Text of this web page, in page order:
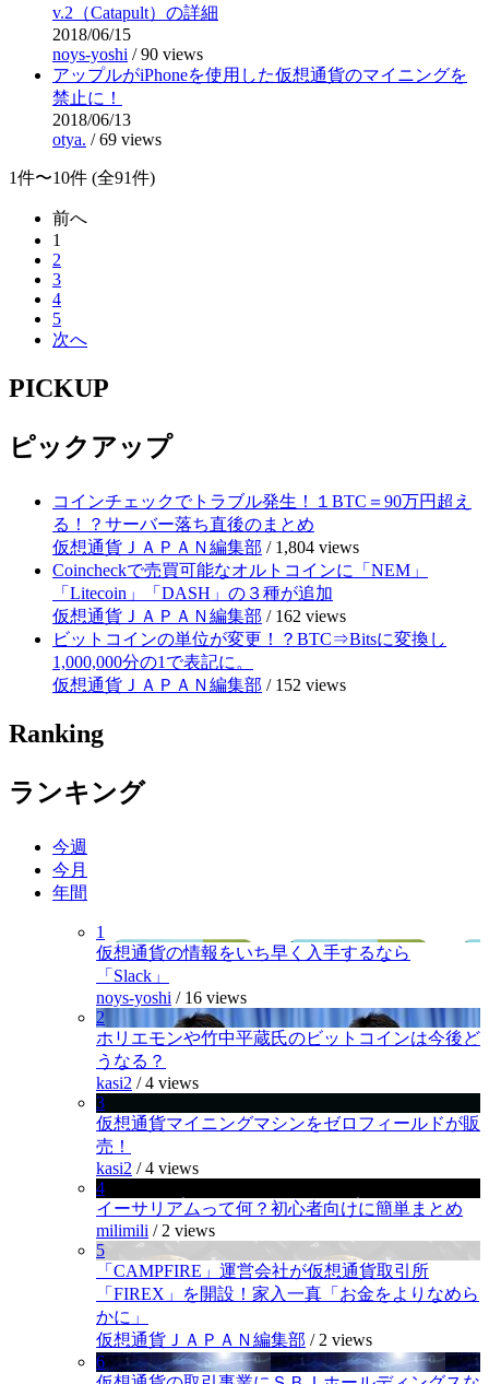
v.2（Catapult）の詳細
2018/06/15
noys-yoshi /90 views
アップルがiPhoneを使用した仮想通貨のマイニングを
禁止に！
2018/06/13
otya. /69 views
1件〜10件 (全91件)
前へ
1
2
3
4
5
次へ
PICKUP
ピックアップ
コインチェックでトラブル発生！１BTC＝90万円超え
る！？サーバー落ち直後のまとめ
仮想通貨ＪＡＰＡＮ編集部 / 1,804 views
Coincheckで売買可能なオルトコインに「NEM」
「Litecoin」「DASH」の３種が追加
仮想通貨ＪＡＰＡＮ編集部 / 162 views
ビットコインの単位が変更！？BTC⇒Bitsに変換し
1,000,000分の1で表記に。
仮想通貨ＪＡＰＡＮ編集部 / 152 views
Ranking
ランキング
今週
今月
年間
1
仮想通貨の情報をいち早く入手するなら
「Slack」
noys-yoshi / 16 views
2
ホリエモンや竹中平蔵氏のビットコインは今後ど
うなる？
kasi2 /4 views
3
仮想通貨マイニングマシンをゼロフィールドが販
売！
kasi2 /4 views
4
イーサリアムって何？初心者向けに簡単まとめ
milimili / 2 views
5
「CAMPFIRE」運営会社が仮想通貨取引所
「FIREX」を開設！家入一真「お金をよりなめら
かに」
仮想通貨ＪＡＰＡＮ編集部 / 2 views
6